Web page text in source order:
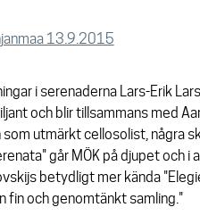
13.9.2015
i serenaderna Lars-Erik
och blir tillsammans med
utmärkt cellosolist, några
går MÖK på djupet och i
betydligt mer kända
fin och genomtänkt samling."